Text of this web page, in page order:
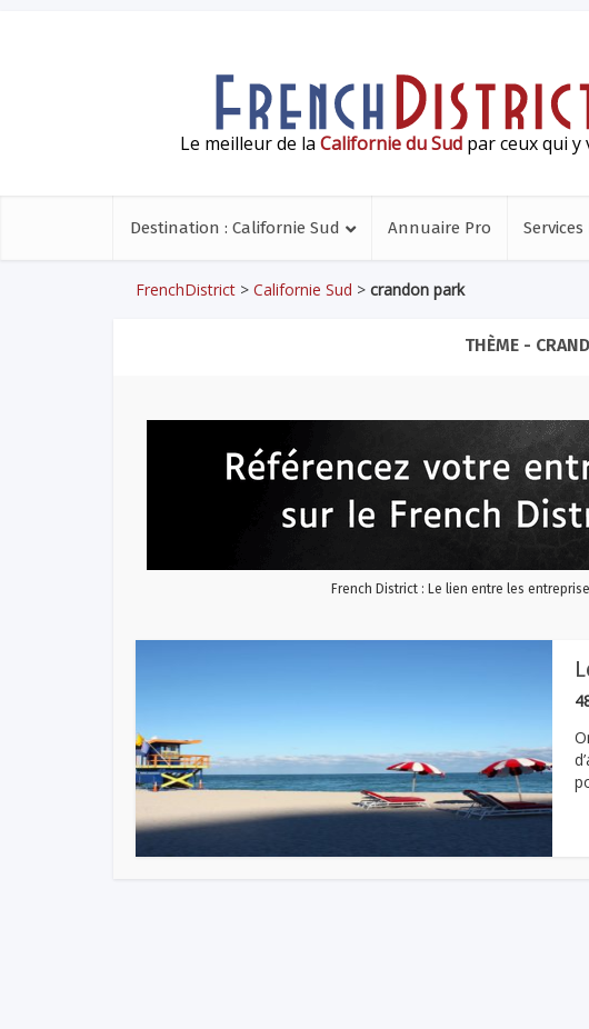
Le meilleur de la Californie du Sud par ceux qui y
Destination : Californie Sud Annuaire Pro Services
FrenchDistrict > Californie Sud > crandon park
THÈME -
French District : Le lien entre les